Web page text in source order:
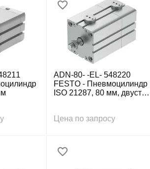
ADN-80- -EL- 548220
FESTO - Пневмоцилиндр
ISO 21287, 80 мм, двуст.
Цена по запросу